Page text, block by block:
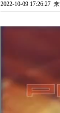
2022-10-09 17:26:27